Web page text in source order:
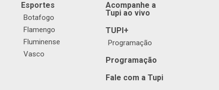
Esportes
Botafogo
Flamengo
Fluminense
Vasco
Acompanhe a
Tupi ao vivo
TUPI+
Programação
Programação
Fale com a Tupi